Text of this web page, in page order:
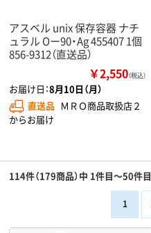
アスベル unix 保存容器 ナチ
ュラル Oー90・Ag 455407 1個
856-9312（直送品）
￥2,550（税込）
お届け日：8月10日（月）
直送品 ＭＲＯ商品取扱店２
からお届け
114件（179商品）中 1件目～50件目
1